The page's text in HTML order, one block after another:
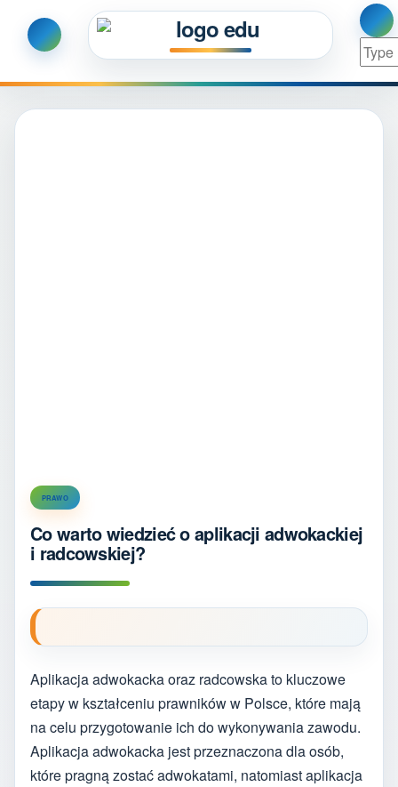
PRAWO
Co warto wiedzieć o aplikacji adwokackiej
i radcowskiej?
Aplikacja adwokacka oraz radcowska to kluczowe
etapy w kształceniu prawników w Polsce, które mają
na celu przygotowanie ich do wykonywania zawodu.
Aplikacja adwokacka jest przeznaczona dla osób,
które pragną zostać adwokatami, natomiast aplikacja